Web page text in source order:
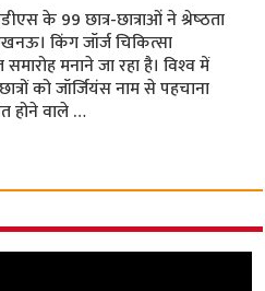
के 99 छात्र-छात्राओं ने श्रेष्‍ठता
किंग जॉर्ज चिकित्‍सा
समारोह मनाने जा रहा है। विश्‍व में
को जॉर्जियंस नाम से पहचाना
होने वाले …